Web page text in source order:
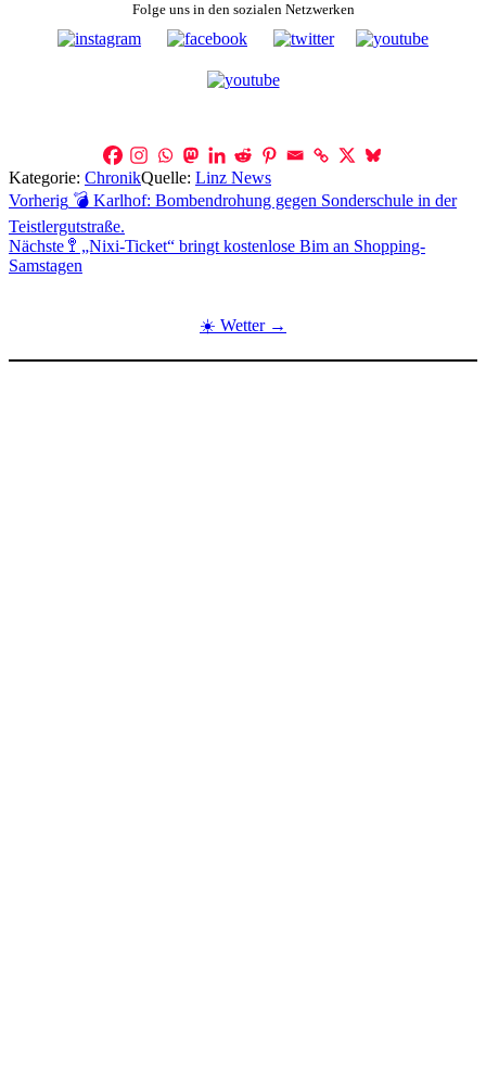
Folge uns in den sozialen Netzwerken
Kategorie: ChronikQuelle: Linz News
Beitragsnavigation
Vorherig 💣 Karlhof: Bombendrohung gegen Sonderschule in der
Teistlergutstraße.
Nächste 🚏 „Nixi-Ticket“ bringt kostenlose Bim an Shopping-
Samstagen
☀️ Wetter →